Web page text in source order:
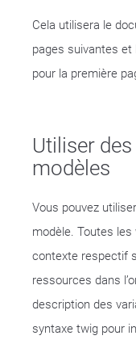
Cela utilisera le
pages suivantes
pour la première
Utiliser
modèles
Vous pouvez
modèle. Toutes
contexte respectif
ressources dans
description des
syntaxe twig pour